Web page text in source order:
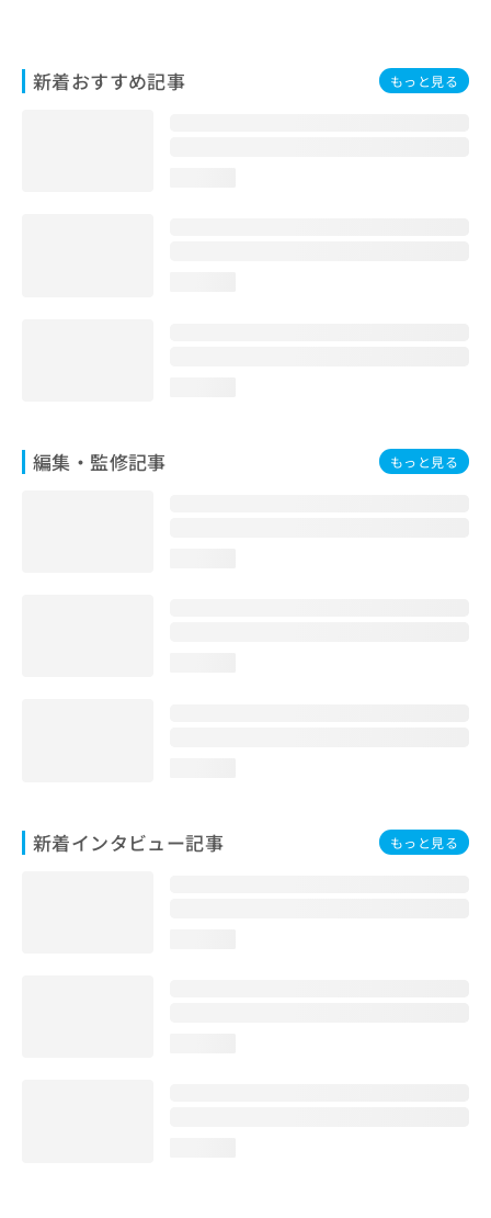
新着おすすめ記事 もっと見る
編集・監修記事 もっと見る
新着インタビュー記事 もっと見る
合